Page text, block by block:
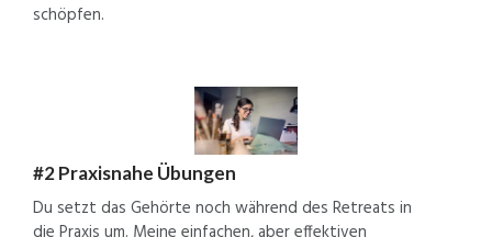
schöpfen.
#2 Praxisnahe Übungen
Du setzt das Gehörte noch während des Retreats in